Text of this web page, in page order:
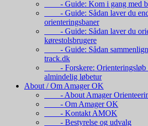
- Guide: Kom i gang med
- Guide: Sådan laver du
orienteringsbaner
- Guide: Sådan laver du
kørestolsbrugere
- Guide: Sådan
track.dk
- Forskere: Orienteringsløb
almindelig løbetur
About / Om Amager OK
- About Amager
- Om Amager OK
- Kontakt AMOK
- Bestyrelse og udvalg